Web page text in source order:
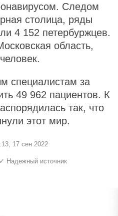
Следом
столица, ряды
4 152 петербуржцев.
область,
специалистам за
49 962 пациентов. К
так, что
этот мир.
17 сен 2022
✓ Надежный источник